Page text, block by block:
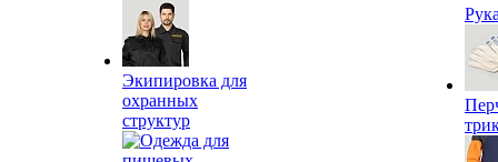
Экипировка для
охранных
структур